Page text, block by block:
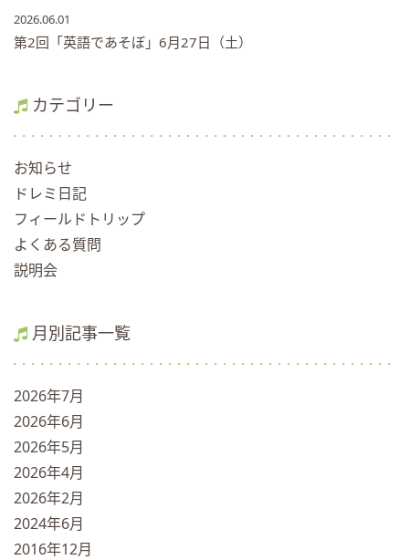
2026.06.01
第2回「英語であそぼ」6月27日（土）
カテゴリー
お知らせ
ドレミ日記
フィールドトリップ
よくある質問
説明会
月別記事一覧
2026年7月
2026年6月
2026年5月
2026年4月
2026年2月
2024年6月
2016年12月